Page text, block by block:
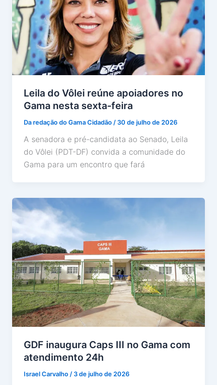
Leila do Vôlei reúne apoiadores no
Gama nesta sexta-feira
Da redação do Gama Cidadão / 30 de julho de 2026
A senadora e pré-candidata ao Senado, Leila
do Vôlei (PDT-DF) convida a comunidade do
Gama para um encontro que fará
GDF inaugura Caps III no Gama com
atendimento 24h
Israel Carvalho / 3 de julho de 2026